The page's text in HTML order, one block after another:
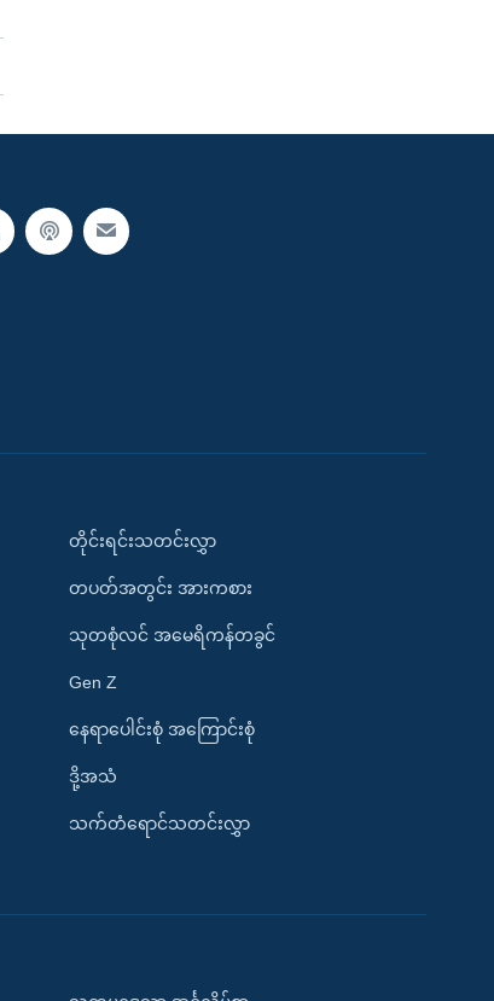
တိုင်းရင်းသတင်းလွှာ
တပတ်အတွင်း အားကစား
သုတစုံလင် အမေရိကန်တခွင်
Gen Z
နေရာပေါင်းစုံ အကြောင်းစုံ
ဒို့အသံ
သက်တံရောင်သတင်းလွှာ